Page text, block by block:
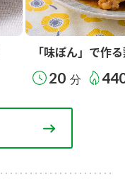
「味ぽん」で作
20 分